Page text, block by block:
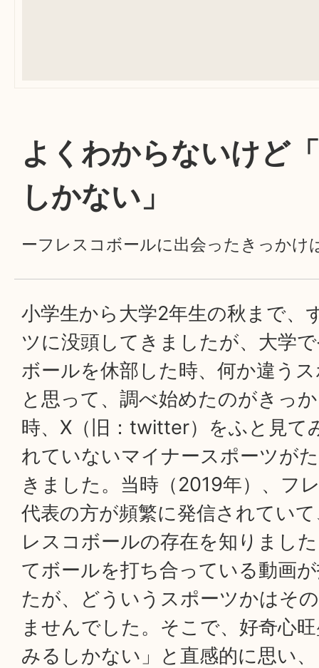
よくわからないけど
しかない」
ーフレスコボールに出会ったきっかけ
小学生から大学2年生の秋まで、
ツに没頭してきましたが、大学
ボールを休部した時、何か違う
と思って、調べ始めたのがきっ
時、X（旧：twitter）をふと見て
れていないマイナースポーツが
きました。当時（2019年）、フ
代表の方が頻繁に発信されてい
レスコボールの存在を知りまし
てボールを打ち合っている動画
たが、どういうスポーツかはそ
ませんでした。そこで、好奇心
みるしかない」と直感的に思い